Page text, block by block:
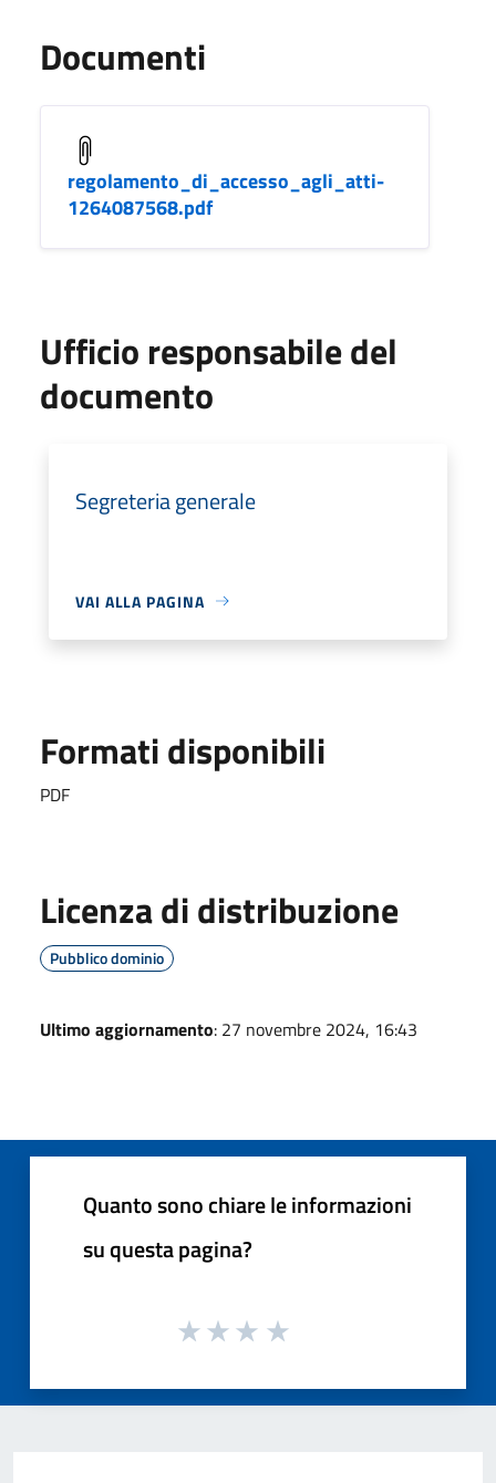
Documenti
regolamento_di_accesso_agli_atti-
1264087568.pdf
Ufficio responsabile del
documento
Segreteria generale
VAI ALLA PAGINA
Formati disponibili
PDF
Licenza di distribuzione
Pubblico dominio
Ultimo aggiornamento: 27 novembre 2024, 16:43
Quanto sono chiare le informazioni
su questa pagina?